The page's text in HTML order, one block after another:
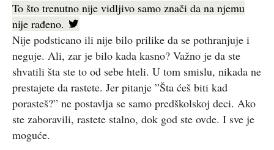
To što trenutno nije vidljivo samo znači da na njemu
nije rađeno.
Nije podsticano ili nije bilo prilike da se pothranjuje i
neguje. Ali, zar je bilo kada kasno? Važno je da ste
shvatili šta ste to od sebe hteli. U tom smislu, nikada ne
prestajete da rastete. Jer pitanje ”Šta ćeš biti kad
porasteš?” ne postavlja se samo predškolskoj deci. Ako
ste zaboravili, rastete stalno, dok god ste ovde. I sve je
moguće.